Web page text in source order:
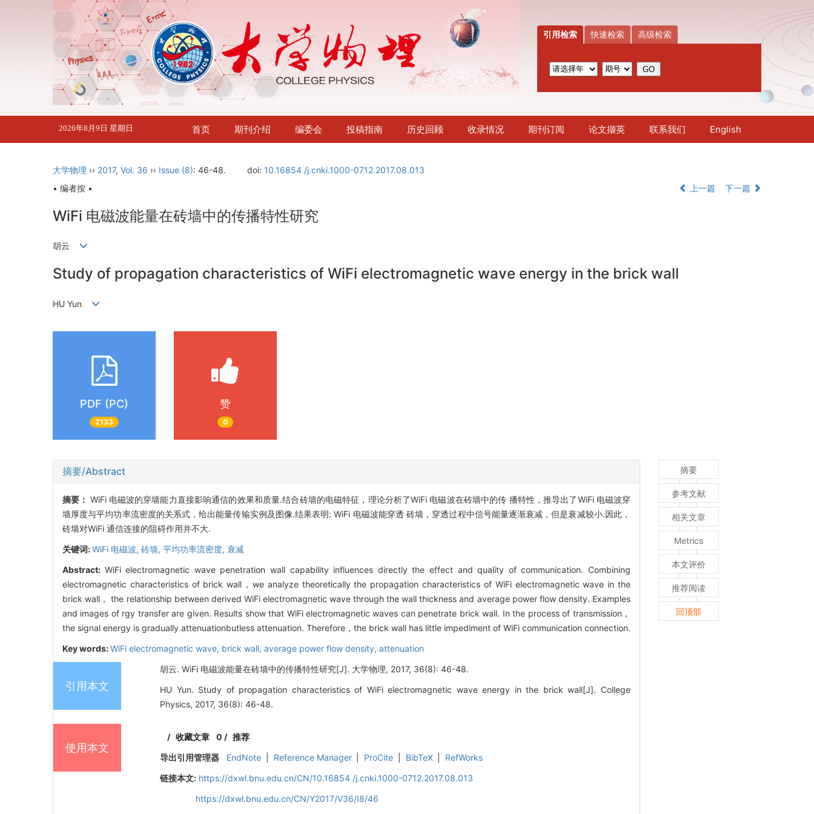
引用检索 快速检索 高级检索
2026年8月9日 星期日 首页 期刊介绍 编委会 投稿指南 历史回顾 收录情况 期刊订阅 论文撷英 联系我们 English
大学物理 ›› 2017, Vol. 36 ›› Issue (8): 46-48. doi: 10.16854 /j.cnki.1000-0712.2017.08.013
• 编者按 •
上一篇 下一篇
WiFi 电磁波能量在砖墙中的传播特性研究
胡云
Study of propagation characteristics of WiFi electromagnetic wave energy in the brick wall
HU Yun
PDF (PC)
2133
赞
0
摘要/Abstract
摘要： WiFi 电磁波的穿墙能力直接影响通信的效果和质量.结合砖墙的电磁特征，理论分析了WiFi 电磁波在砖墙中的传 播特性，推导出了WiFi 电磁波穿
墙厚度与平均功率流密度的关系式，给出能量传输实例及图像.结果表明: WiFi 电磁波能穿透 砖墙，穿透过程中信号能量逐渐衰减，但是衰减较小.因此，
砖墙对WiFi 通信连接的阻碍作用并不大.
关键词:WiFi 电磁波, 砖墙, 平均功率流密度, 衰减
Abstract: WiFi electromagnetic wave penetration wall capability influences directly the effect and quality of communication. Combining
electromagnetic characteristics of brick wall，we analyze theoretically the propagation characteristics of WiFi electromagnetic wave in the
brick wall， the relationship between derived WiFi electromagnetic wave through the wall thickness and average power flow density. Examples
and images of rgy transfer are given. Results show that WiFi electromagnetic waves can penetrate brick wall. In the process of transmission，
the signal energy is gradually attenuationbutless attenuation. Therefore，the brick wall has little impediment of WiFi communication connection.
Key words:WiFi electromagnetic wave, brick wall, average power flow density, attenuation
引用本文
胡云. WiFi 电磁波能量在砖墙中的传播特性研究[J]. 大学物理, 2017, 36(8): 46-48.
HU Yun. Study of propagation characteristics of WiFi electromagnetic wave energy in the brick wall[J]. College
Physics, 2017, 36(8): 46-48.
使用本文
/收藏文章 0 /推荐
导出引用管理器
EndNote Reference Manager ProCite BibTeX
RefWorks
链接本文: https://dxwl.bnu.edu.cn/CN/10.16854 /j.cnki.1000-0712.2017.08.013
https://dxwl.bnu.edu.cn/CN/Y2017/V36/I8/46
摘要
参考文献
相关文章
Metrics
本文评价
推荐阅读
回顶部